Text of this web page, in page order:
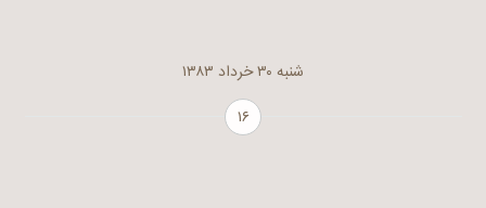
شنبه ۳۰ خرداد ۱۳۸۳
۱۶